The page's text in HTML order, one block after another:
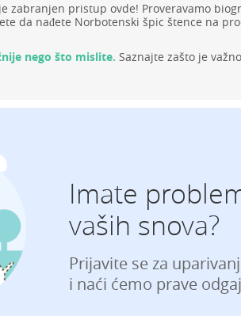
zabranjen pristup ovde! Proveravamo
da nađete Norbotenski špic štence na
nego što mislite. Saznajte zašto je
Imate
vaših snova?
Prijavite se za
i naći ćemo prave